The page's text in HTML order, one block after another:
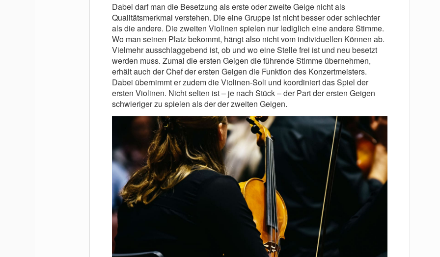
Dabei darf man die Besetzung als erste oder zweite Geige nicht als
Qualitätsmerkmal verstehen. Die eine Gruppe ist nicht besser oder schlechter
als die andere. Die zweiten Violinen spielen nur lediglich eine andere Stimme.
Wo man seinen Platz bekommt, hängt also nicht vom individuellen Können ab.
Vielmehr ausschlaggebend ist, ob und wo eine Stelle frei ist und neu besetzt
werden muss. Zumal die ersten Geigen die führende Stimme übernehmen,
erhält auch der Chef der ersten Geigen die Funktion des Konzertmeisters.
Dabei übernimmt er zudem die Violinen-Soli und koordiniert das Spiel der
ersten Violinen. Nicht selten ist – je nach Stück – der Part der ersten Geigen
schwieriger zu spielen als der der zweiten Geigen.